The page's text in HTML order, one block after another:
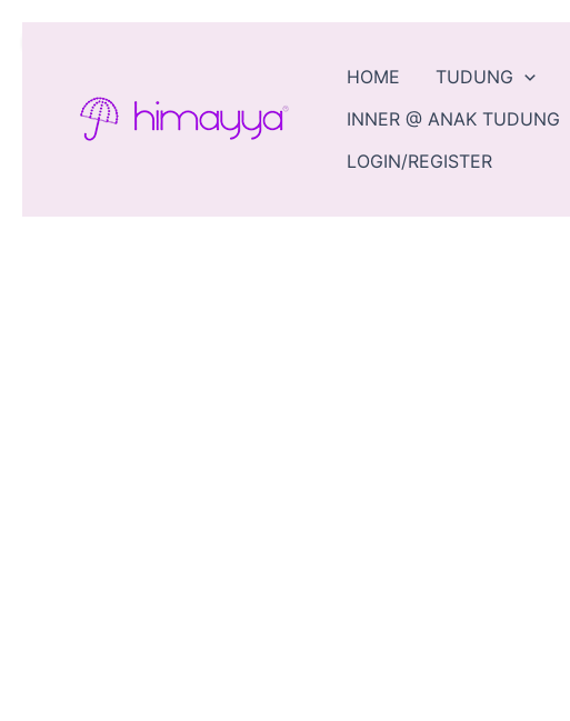
HOME TUDUNG
INNER @ ANAK TUDUNG
LOGIN/REGISTER